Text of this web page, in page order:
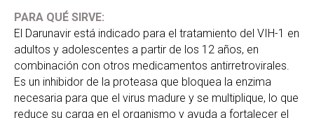
PARA QUÉ SIRVE:
El Darunavir está indicado para el tratamiento del VIH-1 en
adultos y adolescentes a partir de los 12 años, en
combinación con otros medicamentos antirretrovirales.
Es un inhibidor de la proteasa que bloquea la enzima
necesaria para que el virus madure y se multiplique, lo que
reduce su carga en el organismo y ayuda a fortalecer el